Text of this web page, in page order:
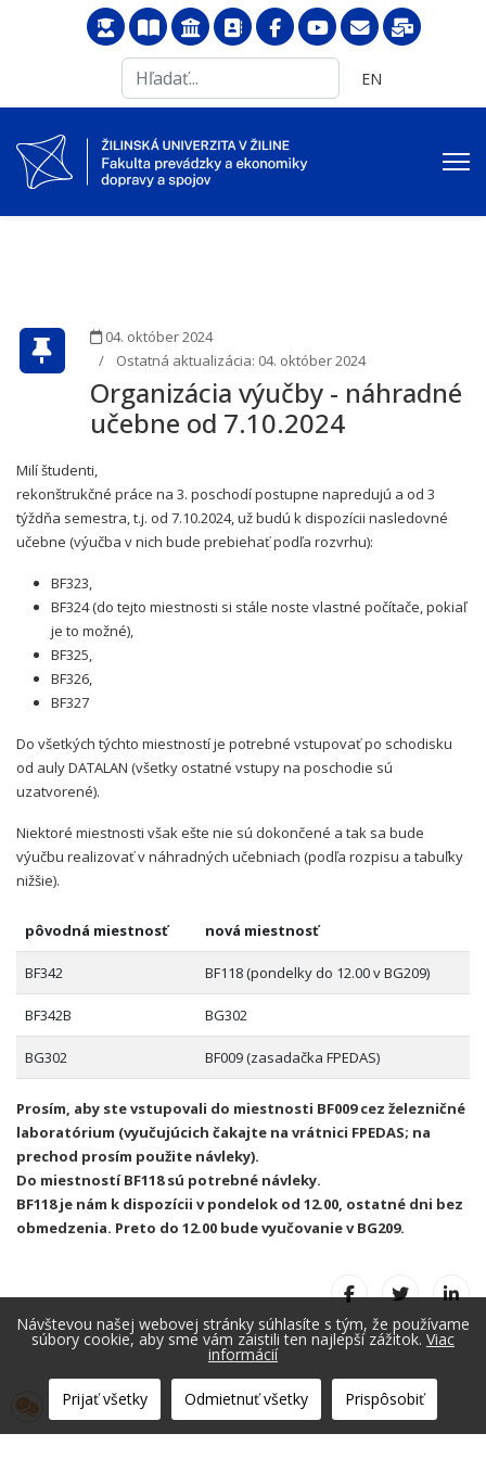
...
Vyberte váš jazyk
EN
04. október 2024
Ostatná aktualizácia: 04. október 2024
Organizácia výučby - náhradné
učebne od 7.10.2024
Milí študenti,
rekonštrukčné práce na 3. poschodí postupne napredujú a od 3
týždňa semestra, t.j. od 7.10.2024, už budú k dispozícii nasledovné
učebne (výučba v nich bude prebiehať podľa rozvrhu):
BF323,
BF324 (do tejto miestnosti si stále noste vlastné počítače, pokiaľ
je to možné),
BF325,
BF326,
BF327
Do všetkých týchto miestností je potrebné vstupovať po schodisku
od auly DATALAN (všetky ostatné vstupy na poschodie sú
uzatvorené).
Niektoré miestnosti však ešte nie sú dokončené a tak sa bude
výučbu realizovať v náhradných učebniach (podľa rozpisu a tabuľky
nižšie).
pôvodná miestnosť nová miestnosť
BF342 BF118 (pondelky do 12.00 v BG209)
BF342B BG302
BG302 BF009 (zasadačka FPEDAS)
Prosím, aby ste vstupovali do miestnosti BF009 cez železničné
laboratórium (vyučujúcich čakajte na vrátnici FPEDAS; na
prechod prosím použite návleky).
Do miestností BF118 sú potrebné návleky.
BF118 je nám k dispozícii v pondelok od 12.00, ostatné dni bez
obmedzenia. Preto do 12.00 bude vyučovanie v BG209.
Návštevou našej webovej stránky súhlasíte s tým, že používame
súbory cookie, aby sme vám zaistili ten najlepší zážitok. Viac
informácií
Prijať všetky Odmietnuť všetky Prispôsobiť